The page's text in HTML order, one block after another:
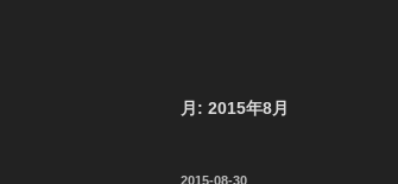
月: 2015年8月
投
2015-08-30